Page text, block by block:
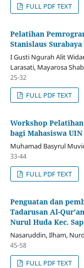
FULL PDF TEXT
Pelatihan
Stanislaus Surabaya
I Gusti Ngurah Alit
Larasati, Mayarosa
25-32
FULL PDF TEXT
Workshop
bagi Mahasiswa
Muhamad Basyrul
33-44
FULL PDF TEXT
Penguatan dan
Tadarusan Al-
Nurul Huda Kec.
Nasaruddin, Ilham,
45-58
FULL PDF TEXT